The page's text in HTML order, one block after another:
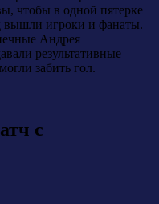
чтобы в одной пятерке
вышли игроки и фанаты.
Андрея
результативные
забить гол.
с